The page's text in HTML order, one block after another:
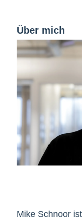
Über mich
Mike Schnoor